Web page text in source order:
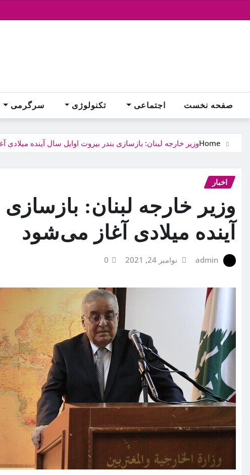
to
صفحه نخست اجتماعی تکنولوژی سرگرمی
Homeوزیر خارجه لبنان: بازسازی بندر بیروت اوایل سال آینده میلادی
اخبار
وزیر خارجه لبنان:
آینده میلادی آغاز می‌شود
admin نوامبر 24, 2021 0